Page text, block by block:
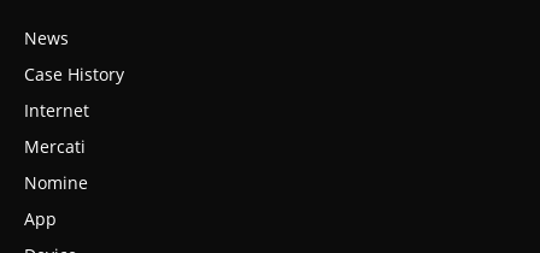
News
Case History
Internet
Mercati
Nomine
App